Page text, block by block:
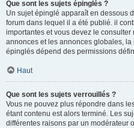
Que sont les sujets épinglés ?
Un sujet épinglé apparaît en dessous
forum dans lequel il a été publié. il
importantes et vous devez le
annonces et les annonces globales,
épinglés dépend des permissions
Haut
Que sont les sujets verrouillés ?
Vous ne pouvez plus répondre dans
étant contenu est alors terminé. Les
différentes raisons par un modérateur